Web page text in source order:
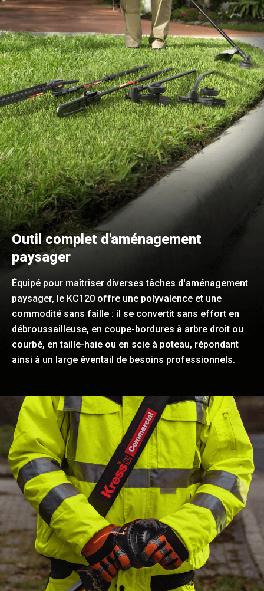
Outil complet d'aménagement
paysager
Équipé pour maîtriser diverses tâches d'aménagement
paysager, le KC120 offre une polyvalence et une
commodité sans faille : il se convertit sans effort en
débroussailleuse, en coupe-bordures à arbre droit ou
courbé, en taille-haie ou en scie à poteau, répondant
ainsi à un large éventail de besoins professionnels.